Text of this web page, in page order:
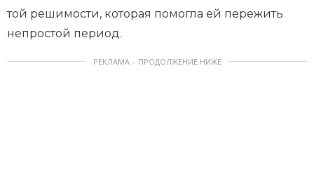
той решимости, которая помогла ей пережить
непростой период.
РЕКЛАМА – ПРОДОЛЖЕНИЕ НИЖЕ